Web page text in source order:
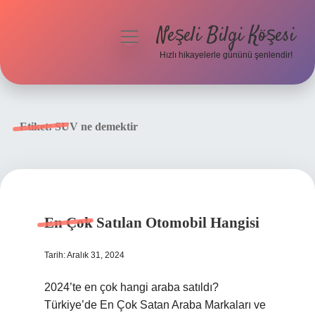
menüyüNeşeli Bilgi Köşesi
Hızlı hikayelerle gününü şenlendir!
Etiket:SUV ne demektir
En Çok Satılan Otomobil Hangisi
Tarih: Aralık 31, 2024
2024’te en çok hangi araba satıldı?
Türkiye’de En Çok Satan Araba Markaları ve